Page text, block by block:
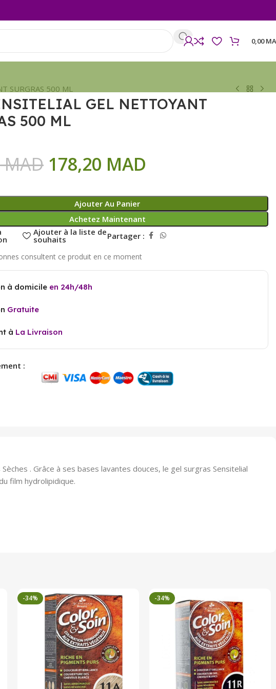
0,00
SURGRAS 500 ML
GEL NETTOYANT
500 ML
MAD 178,20 MAD
Ajouter Au Panier
Achetez Maintenant
Ajouter à la liste de
souhaits
Partager :
à domicile en 24h/48h
Gratuite
à La Livraison
:
. Grâce à ses bases lavantes douces, le gel surgras Sensitelial
film hydrolipidique.
-34% -34%